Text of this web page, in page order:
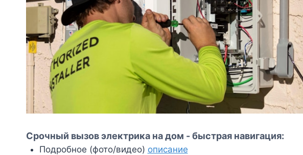
Срочный вызов электрика на дом - быстрая навигация:
Подробное (фото/видео) описание